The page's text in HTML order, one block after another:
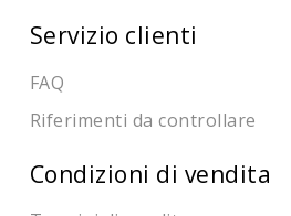
Servizio clienti
FAQ
Riferimenti da controllare
Condizioni di vendita